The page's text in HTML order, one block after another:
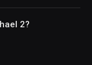
2?